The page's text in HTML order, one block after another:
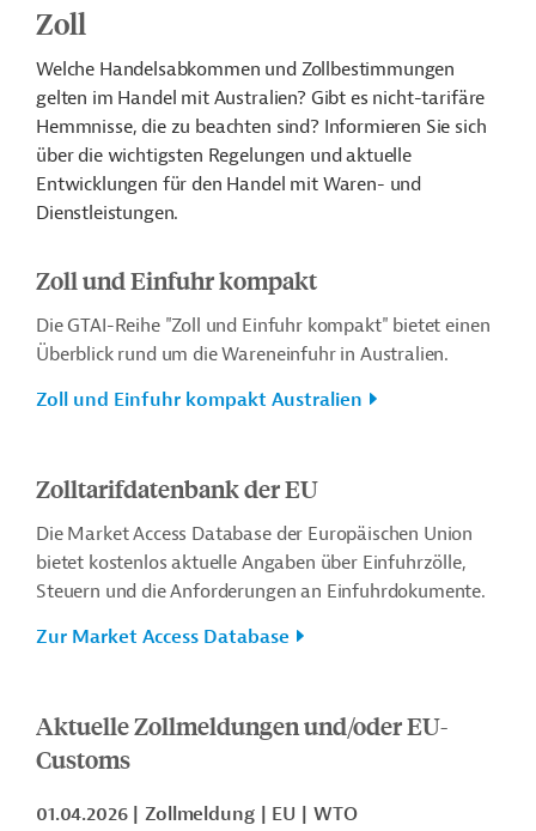
Zoll
Welche Handelsabkommen und Zollbestimmungen
gelten im Handel mit Australien? Gibt es nicht-tarifäre
Hemmnisse, die zu beachten sind? Informieren Sie sich
über die wichtigsten Regelungen und aktuelle
Entwicklungen für den Handel mit Waren- und
Dienstleistungen.
Zoll und Einfuhr kompakt
Die GTAI-Reihe "Zoll und Einfuhr kompakt" bietet einen
Überblick rund um die Wareneinfuhr in Australien.
Zoll und Einfuhr kompakt Australien
Zolltarifdatenbank der EU
Die Market Access Database der Europäischen Union
bietet kostenlos aktuelle Angaben über Einfuhrzölle,
Steuern und die Anforderungen an Einfuhrdokumente.
Zur Market Access Database
Aktuelle Zollmeldungen und/oder EU-
Customs
01.04.2026 Zollmeldung EU WTO